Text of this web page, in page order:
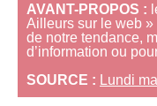
AVANT-PROPOS :
Ailleurs sur le web
de notre tendance,
d’information ou
SOURCE : Lundi